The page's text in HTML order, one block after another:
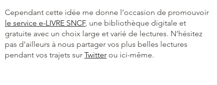
Cependant cette idée me donne l’occasion de promouvoir
le service e-LIVRE SNCF, une bibliothèque digitale et
gratuite avec un choix large et varié de lectures. N’hésitez
pas d’ailleurs à nous partager vos plus belles lectures
pendant vos trajets sur Twitter ou ici-même.